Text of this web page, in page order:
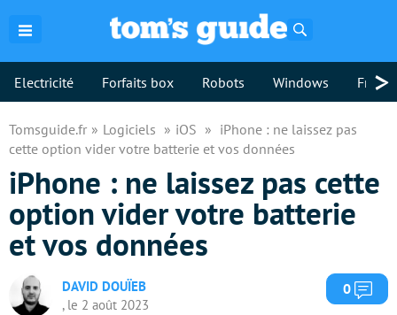
Electricité Forfaits box Robots Windows >
Tomsguide.fr Logiciels iOS
iPhone : ne laissez pas
cette option vider votre batterie et vos données
iPhone : ne laissez pas cette
option vider votre batterie
et vos données
DAVID DOUÏEB
, le 2 août 2023
0